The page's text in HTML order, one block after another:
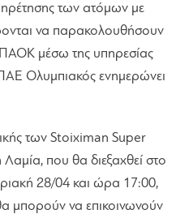
των ατόμων με
να παρακολουθήσουν
μέσω της υπηρεσίας
Ολυμπιακός ενημερώνει
των Stoiximan Super
που θα διεξαχθεί στο
28/04 και ώρα 17:00,
μπορούν να επικοινωνούν